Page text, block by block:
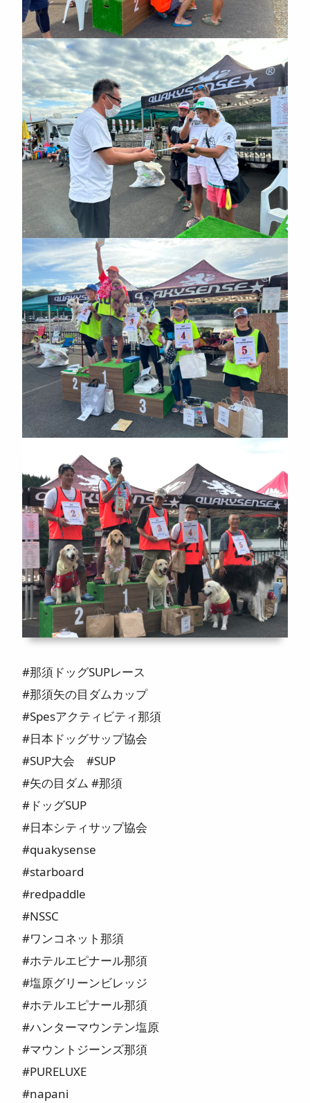
#那須ドッグSUPレース
#那須矢の目ダムカップ
#Spesアクティビティ那須
#日本ドッグサップ協会
#SUP大会 #SUP
#矢の目ダム #那須
#ドッグSUP
#日本シティサップ協会
#quakysense
#starboard
#redpaddle
#NSSC
#ワンコネット那須
#ホテルエピナール那須
#塩原グリーンビレッジ
#ホテルエピナール那須
#ハンターマウンテン塩原
#マウントジーンズ那須
#PURELUXE
#napani